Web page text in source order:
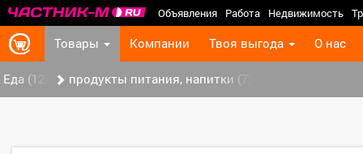
Объявления Работа Недвижимость
Товары Компании Твоя выгода О нас
Еда (12) продукты питания, напитки (7)